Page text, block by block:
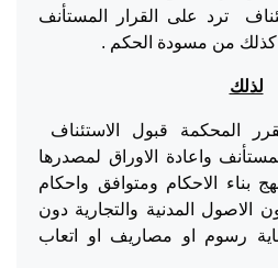
ترد على القرار المستأنف
كذلك من مسودة الحكم .
لذلك
المحكمة قبول الاستئناف
واعادة الاوراق لمصدرها
بناء الاحكام ومتوافق واحكام
من قانون الاصول المدنية والتجارية دون
رسوم او مصاريف او اتعاب